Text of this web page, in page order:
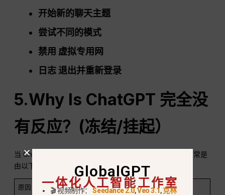
开始新的聊天主题
尝试不同的模式
禁用 虚拟专用网
日志 退出并重新登录
5.Why Is ChatGPT 完全没
有反应？(冻结/挂起）
当 ChatGPT 完全停止响应--没有错误信息，没有输出--通常是
由以下原因之一造成的：
原因 说明
GlobalGPT
一体化人工智能工作室
🎬 视频制作：Seedance 2.0,Veo 3.1,克林